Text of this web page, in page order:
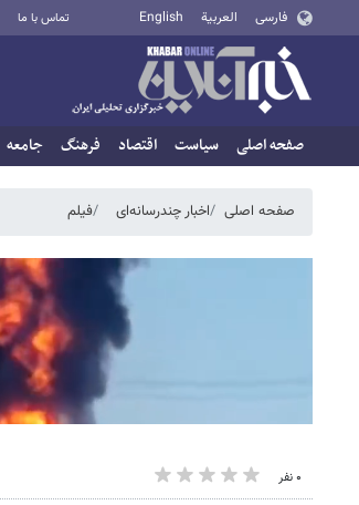
فارسی العربية English تماس با ما
صفحه اصلی سیاست اقتصاد فرهنگ جامعه
صفحه اصلی اخبار چندرسانه‌ای فیلم
۰ نفر